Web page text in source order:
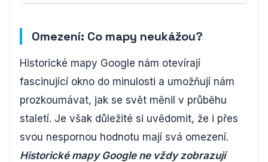
Omezení: Co mapy neukážou?
Historické mapy Google nám otevírají
fascinující okno do minulosti a umožňují nám
prozkoumávat, jak se svět měnil v průběhu
staletí. Je však důležité si uvědomit, že i přes
svou nespornou hodnotu mají svá omezení.
Historické mapy Google ne vždy zobrazují